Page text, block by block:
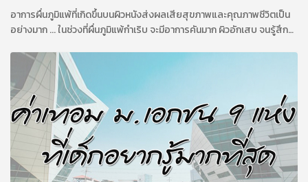
อาการผื่นภูมิแพ้ที่เกิดขึ้นบนผิวหนังส่งผลเสียสุขภาพและคุณภาพชีวิตเป็น
อย่างมาก ... ในช่วงที่ผื่นภูมิแพ้กำเริบ จะมีอาการคันมาก ผิวอักเสบ จนรู้สึก